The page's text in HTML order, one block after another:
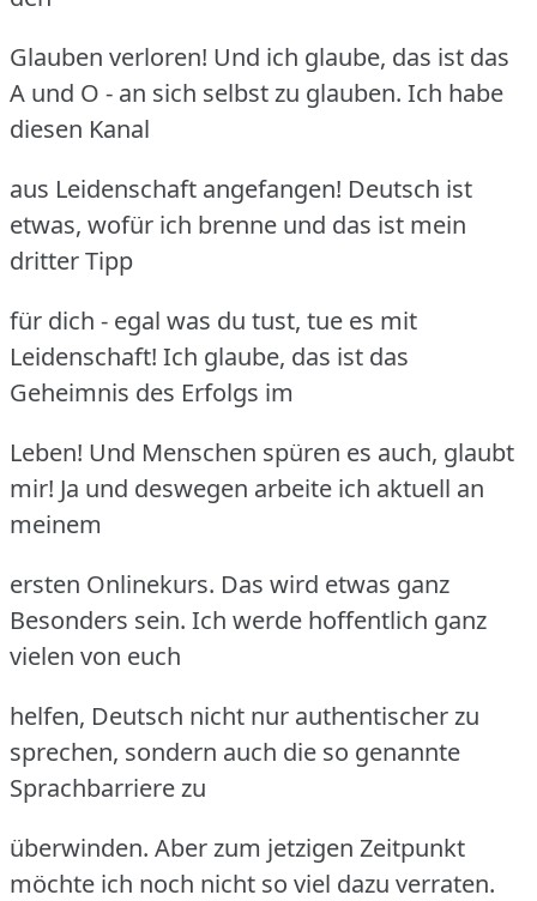
Glauben verloren! Und ich glaube, das ist das
A und O - an sich selbst zu glauben. Ich habe
diesen Kanal
aus Leidenschaft angefangen! Deutsch ist
etwas, wofür ich brenne und das ist mein
dritter Tipp
für dich - egal was du tust, tue es mit
Leidenschaft! Ich glaube, das ist das
Geheimnis des Erfolgs im
Leben! Und Menschen spüren es auch, glaubt
mir! Ja und deswegen arbeite ich aktuell an
meinem
ersten Onlinekurs. Das wird etwas ganz
Besonders sein. Ich werde hoffentlich ganz
vielen von euch
helfen, Deutsch nicht nur authentischer zu
sprechen, sondern auch die so genannte
Sprachbarriere zu
überwinden. Aber zum jetzigen Zeitpunkt
möchte ich noch nicht so viel dazu verraten.